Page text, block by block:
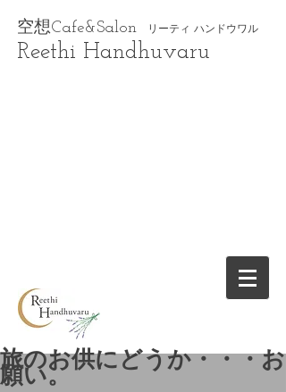
空想Cafe&Salon リーティ ハンドウワル
Reethi Handhuvaru
旅のお供にどうか・・・お
願い。